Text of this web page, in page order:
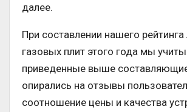
далее.
При составлении нашего
газовых плит этого года мы
приведенные выше
опирались на отзывы
соотношение цены и качества